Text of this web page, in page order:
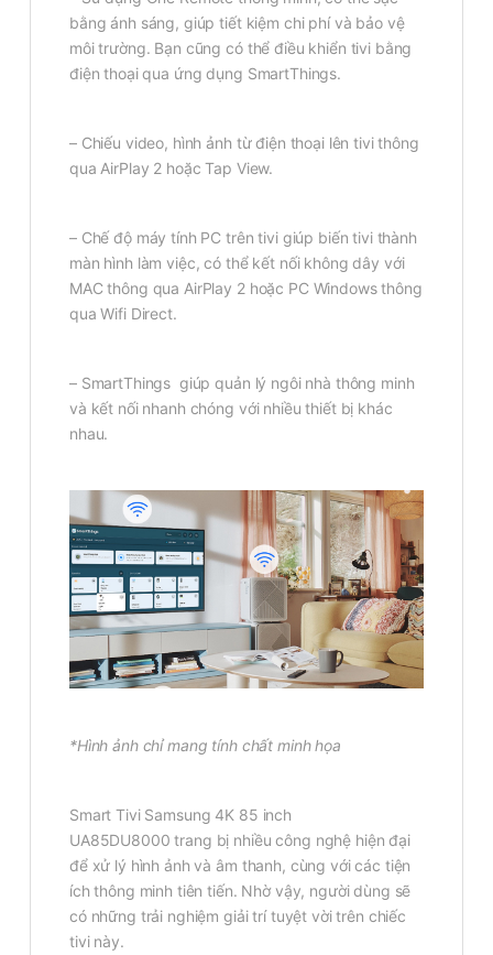
bằng ánh sáng, giúp tiết kiệm chi phí và bảo vệ
môi trường. Bạn cũng có thể điều khiển tivi bằng
điện thoại qua ứng dụng SmartThings.
– Chiếu video, hình ảnh từ điện thoại lên tivi thông
qua AirPlay 2 hoặc Tap View.
– Chế độ máy tính PC trên tivi giúp biến tivi thành
màn hình làm việc, có thể kết nối không dây với
MAC thông qua AirPlay 2 hoặc PC Windows thông
qua Wifi Direct.
– SmartThings giúp quản lý ngôi nhà thông minh
và kết nối nhanh chóng với nhiều thiết bị khác
nhau.
*Hình ảnh chỉ mang tính chất minh họa
Smart Tivi Samsung 4K 85 inch
UA85DU8000 trang bị nhiều công nghệ hiện đại
để xử lý hình ảnh và âm thanh, cùng với các tiện
ích thông minh tiên tiến. Nhờ vậy, người dùng sẽ
có những trải nghiệm giải trí tuyệt vời trên chiếc
tivi này.